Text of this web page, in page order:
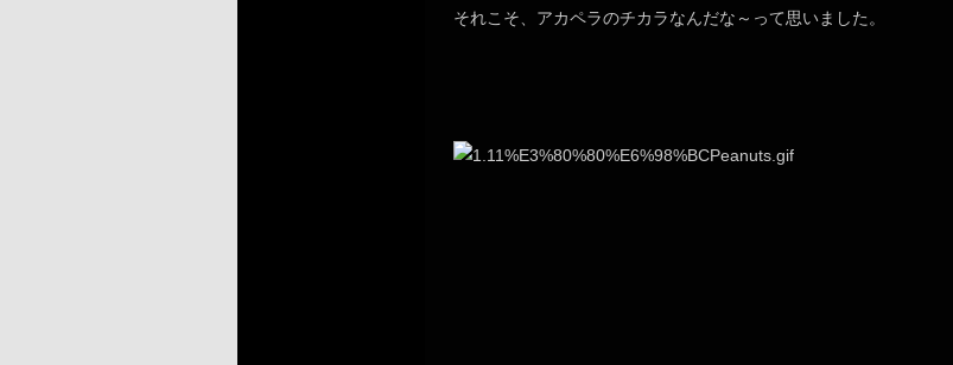
それこそ、アカペラのチカラなんだな～って思いました。